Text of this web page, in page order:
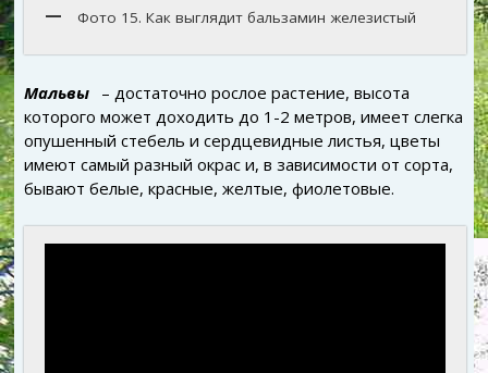
Фото 15. Как выглядит бальзамин железистый
Мальвы
– достаточно рослое растение, высота
которого может доходить до 1-2 метров, имеет слегка
опушенный стебель и сердцевидные листья, цветы
имеют самый разный окрас и, в зависимости от сорта,
бывают белые, красные, желтые, фиолетовые.